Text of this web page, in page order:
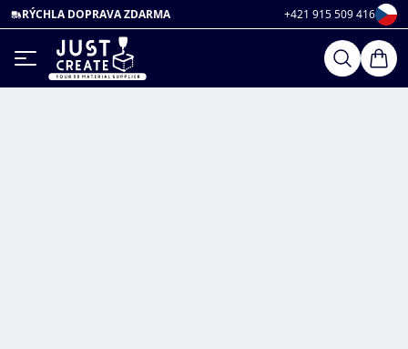
RÝCHLA DOPRAVA ZDARMA +421 915 509 416